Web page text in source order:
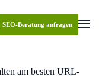
SEO-Beratung anfragen
am besten URL-